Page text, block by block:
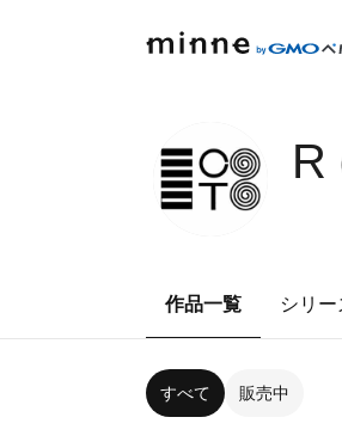
R
作品一覧 シリー
すべて 販売中